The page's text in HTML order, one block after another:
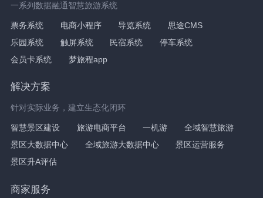
一系列数据融通智慧旅游系统
票务系统 电商小程序 导览系统
思途CMS
乐园系统
触屏系统 民宿系统
停车系统
会员卡系统
梦旅程app
解决方案
针对实际业务，建立生态化闭环
智慧景区建设 旅游电商平台 一机游
全域智慧旅游
景区大数据中心
全域旅游大数据中心
景区运营服务
景区升A评估
商家服务